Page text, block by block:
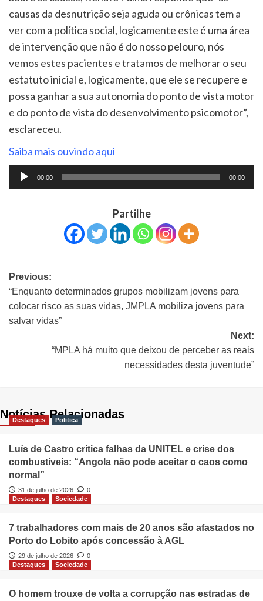
causas da desnutrição seja aguda ou crônicas tem a
ver com a política social, logicamente este é uma área
de intervenção que não é do nosso pelouro, nós
vemos estes pacientes e tratamos de melhorar o seu
estatuto inicial e, logicamente, que ele se recupere e
possa ganhar a sua autonomia do ponto de vista motor
e do ponto de vista do desenvolvimento psicomotor”,
esclareceu.
Saiba mais ouvindo aqui
Tocador
de
00:00 00:00
Partilhe
Previous:
“Enquanto determinados grupos mobilizam jovens para
colocar risco as suas vidas, JMPLA mobiliza jovens para
salvar vidas”
Next:
“MPLA há muito que deixou de perceber as reais
necessidades desta juventude”
Notícias Relacionadas
Destaques Politica
Luís de Castro critica falhas da UNITEL e crise dos
combustíveis: “Angola não pode aceitar o caos como
normal”
31 de julho de 2026
0
Destaques
Sociedade
7 trabalhadores com mais de 20 anos são afastados no
Porto do Lobito após concessão à AGL
29 de julho de 2026
0
Destaques
Sociedade
O homem trouxe de volta a corrupção nas estradas de